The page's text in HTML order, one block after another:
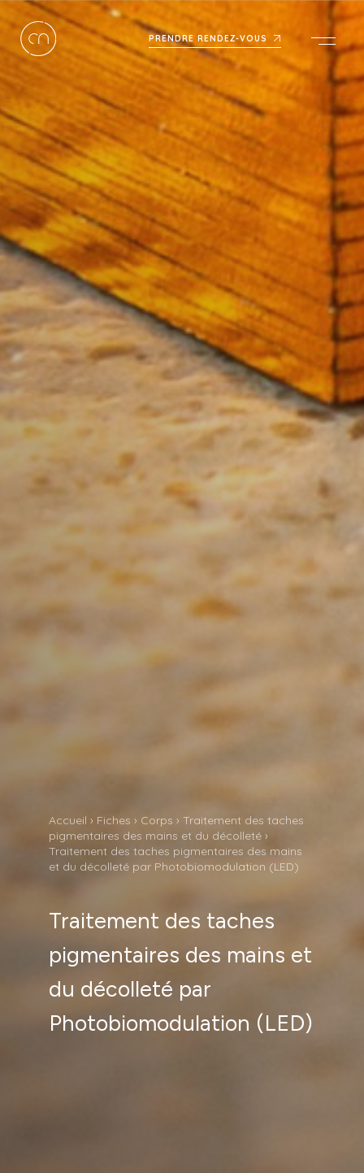
PRENDRE RENDEZ-VOUS
Accueil › Fiches › Corps › Traitement des taches
pigmentaires des mains et du décolleté ›
Traitement des taches pigmentaires des mains
et du décolleté par Photobiomodulation (LED)
Traitement des taches
pigmentaires des mains et
du décolleté par
Photobiomodulation (LED)